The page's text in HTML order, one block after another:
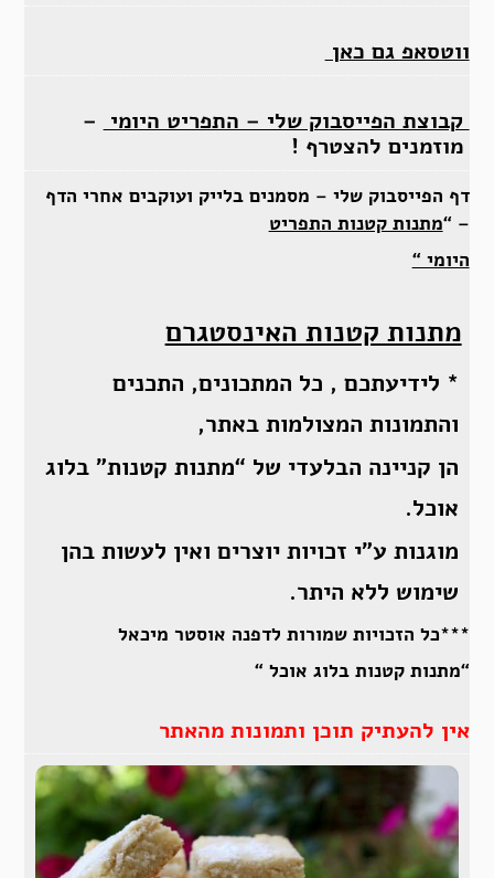
ווטסאפ גם כאן
קבוצת הפייסבוק שלי – התפריט היומי–
מוזמנים להצטרף !
דף הפייסבוק שלי – מסמנים בלייק ועוקבים אחרי הדף
– “מתנות קטנות התפריט
היומי “
מתנות קטנות האינסטגרם
* לידיעתכם , כל המתכונים, התכנים
והתמונות המצולמות באתר,
הן קניינה הבלעדי של “מתנות קטנות” בלוג
אוכל.
מוגנות ע”י זכויות יוצרים ואין לעשות בהן
שימוש ללא היתר.
***כל הזכויות שמורות לדפנה אוסטר מיכאל
“מתנות קטנות בלוג אוכל “
אין להעתיק תוכן ותמונות מהאתר